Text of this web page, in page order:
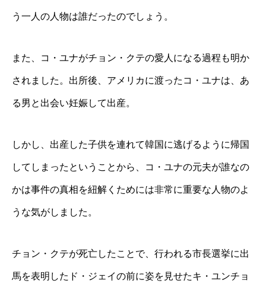
う一人の人物は誰だったのでしょう。
また、コ・ユナがチョン・クテの愛人になる過程も明か
されました。出所後、アメリカに渡ったコ・ユナは、あ
る男と出会い妊娠して出産。
しかし、出産した子供を連れて韓国に逃げるように帰国
してしまったということから、コ・ユナの元夫が誰なの
かは事件の真相を紐解くためには非常に重要な人物のよ
うな気がしました。
チョン・クテが死亡したことで、行われる市長選挙に出
馬を表明したド・ジェイの前に姿を見せたキ・ユンチョ